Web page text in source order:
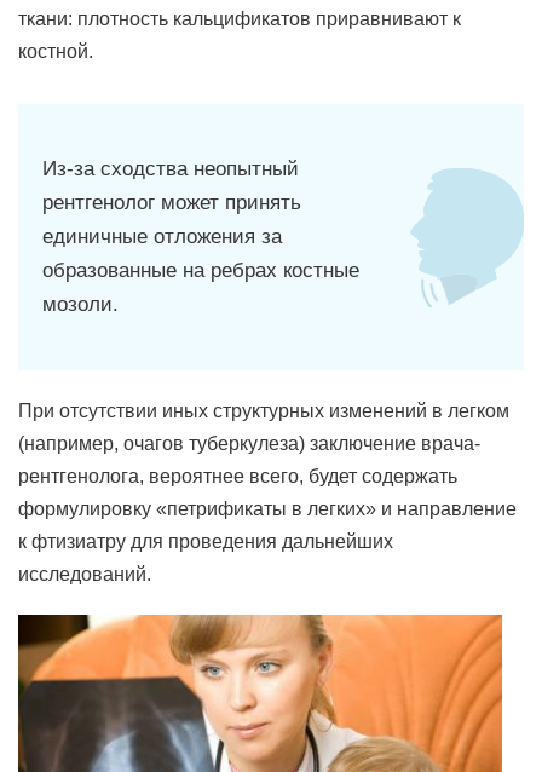
ткани: плотность кальцификатов приравнивают к
костной.
Из-за сходства неопытный
рентгенолог может принять
единичные отложения за
образованные на ребрах костные
мозоли.
При отсутствии иных структурных изменений в легком
(например, очагов туберкулеза) заключение врача-
рентгенолога, вероятнее всего, будет содержать
формулировку «петрификаты в легких» и направление
к фтизиатру для проведения дальнейших
исследований.